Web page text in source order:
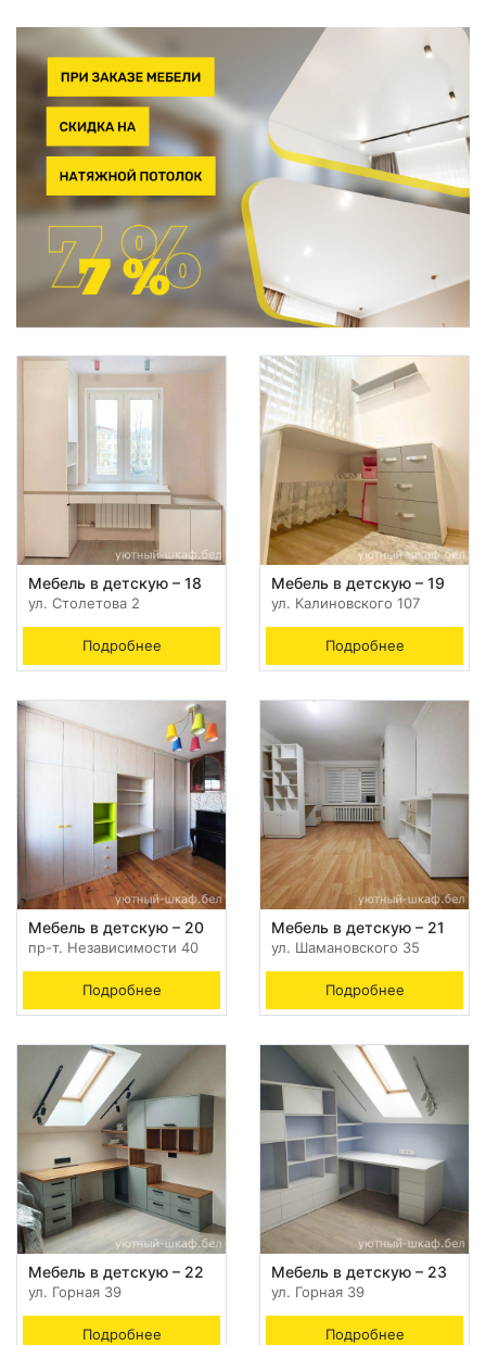
Мебель в детскую – 18
ул. Столетова 2
Подробнее
Мебель в детскую – 19
ул. Калиновского 107
Подробнее
Мебель в детскую – 20
пр-т. Независимости 40
Подробнее
Мебель в детскую – 21
ул. Шамановского 35
Подробнее
Мебель в детскую – 22
ул. Горная 39
Подробнее
Мебель в детскую – 23
ул. Горная 39
Подробнее